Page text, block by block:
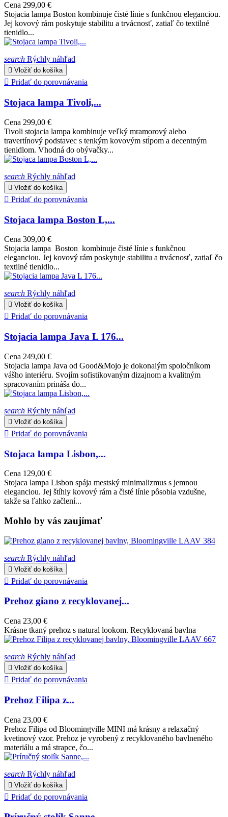
Cena 299,00 €
Stojacia lampa Boston kombinuje čisté línie s funkčnou eleganciou.
Jej kovový rám poskytuje stabilitu a trvácnosť, zatiaľ čo textilné
tienidlo...
search Rýchly náhľad
 Vložiť do košíka
 Pridať do porovnávania
Stojaca lampa Tivoli,...
Cena 299,00 €
Tivoli stojacia lampa kombinuje veľký mramorový alebo
travertínový podstavec s tenkým kovovým stĺpom a decentným
tienidlom. Vhodná do obývačky...
search Rýchly náhľad
 Vložiť do košíka
 Pridať do porovnávania
Stojaca lampa Boston L,...
Cena 309,00 €
Stojacia lampa Boston kombinuje čisté línie s funkčnou
eleganciou. Jej kovový rám poskytuje stabilitu a trvácnosť, zatiaľ čo
textilné tienidlo...
search Rýchly náhľad
 Vložiť do košíka
 Pridať do porovnávania
Stojacia lampa Java L 176...
Cena 249,00 €
Stojacia lampa Java od Good&Mojo je dokonalým spoločníkom
vášho interiéru. Svojím sofistikovaným dizajnom a kvalitným
spracovaním prináša do...
search Rýchly náhľad
 Vložiť do košíka
 Pridať do porovnávania
Stojaca lampa Lisbon,...
Cena 129,00 €
Stojaca lampa Lisbon spája mestský minimalizmus s jemnou
eleganciou. Jej štíhly kovový rám a čisté línie pôsobia vzdušne,
takže sa ľahko začlení...
Mohlo by vás zaujímať
search Rýchly náhľad
 Vložiť do košíka
 Pridať do porovnávania
Prehoz giano z recyklovanej...
Cena 23,00 €
Krásne tkaný prehoz s natural lookom. Recyklovaná bavlna
search Rýchly náhľad
 Vložiť do košíka
 Pridať do porovnávania
Prehoz Filipa z...
Cena 23,00 €
Prehoz Filipa od Bloomingville MINI má krásny a relaxačný
kvetinový vzor. Prehoz je vyrobený z recyklovaného bavlneného
materiálu a má strapce, čo...
search Rýchly náhľad
 Vložiť do košíka
 Pridať do porovnávania